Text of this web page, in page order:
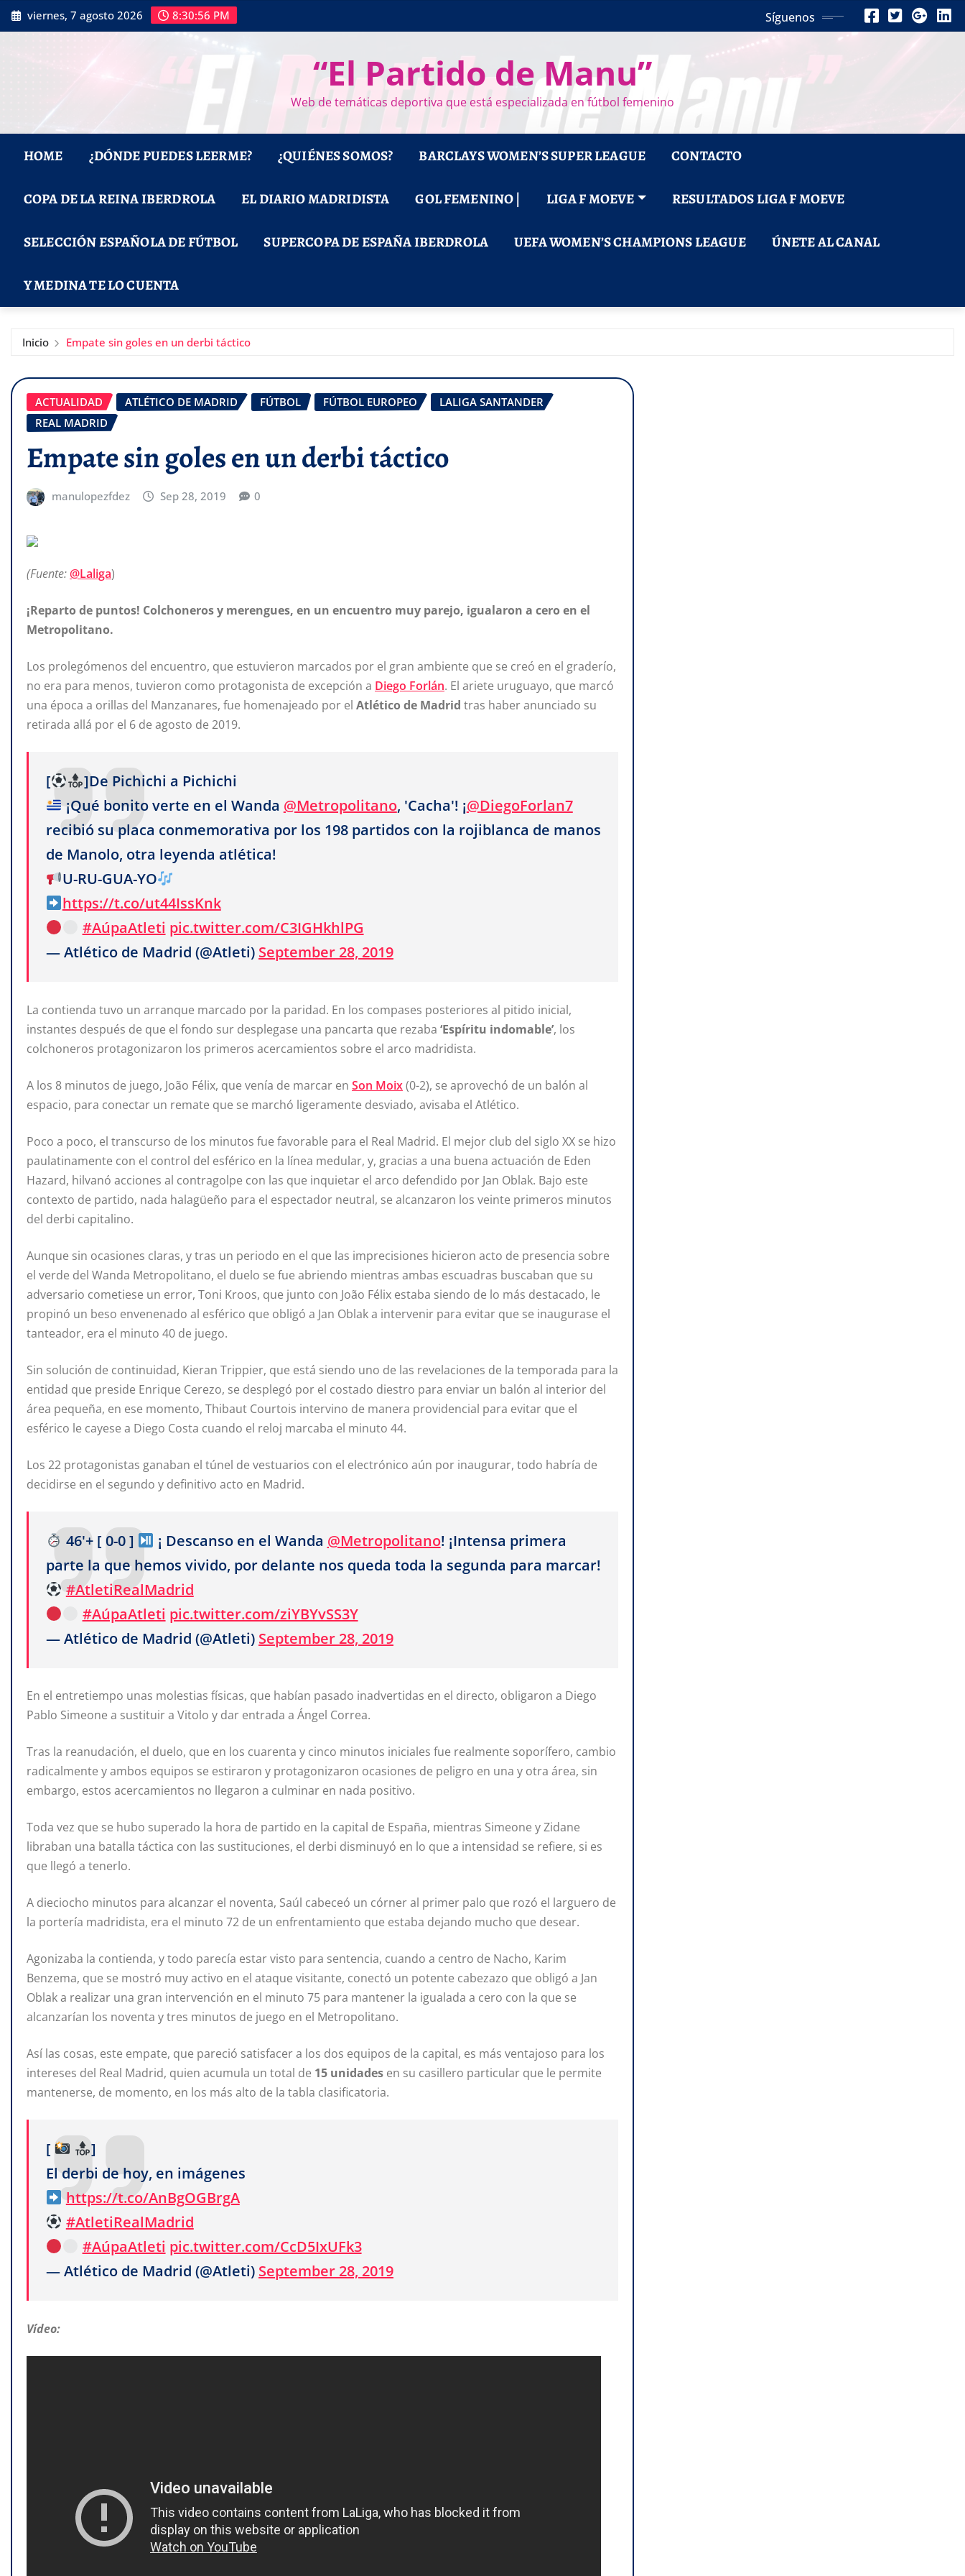
Saltar
al
viernes, 7 agosto 2026 8:30:57 PM Síguenos
“El Partido de Manu”
Web de temáticas deportiva que está especializada en fútbol femenino
HOME ¿DÓNDE PUEDES LEERME? ¿QUIÉNES SOMOS? BARCLAYS WOMEN’S SUPER LEAGUE CONTACTO
COPA DE LA REINA IBERDROLA EL DIARIO MADRIDISTA GOL FEMENINO | LIGA F MOEVE RESULTADOS LIGA F MOEVE
SELECCIÓN ESPAÑOLA DE FÚTBOL SUPERCOPA DE ESPAÑA IBERDROLA UEFA WOMEN’S CHAMPIONS LEAGUE ÚNETE AL CANAL
Y MEDINA TE LO CUENTA
Inicio Empate sin goles en un derbi táctico
ACTUALIDAD ATLÉTICO DE MADRID FÚTBOL FÚTBOL EUROPEO
LALIGA SANTANDER
REAL MADRID
Empate sin goles en un derbi táctico
manulopezfdez Sep 28, 2019 0
(Fuente: @Laliga)
¡Reparto de puntos! Colchoneros y merengues, en un encuentro muy parejo, igualaron a cero en el
Metropolitano.
Los prolegómenos del encuentro, que estuvieron marcados por el gran ambiente que se creó en el graderío,
no era para menos, tuvieron como protagonista de excepción a Diego Forlán. El ariete uruguayo, que marcó
una época a orillas del Manzanares, fue homenajeado por el Atlético de Madrid tras haber anunciado su
retirada allá por el 6 de agosto de 2019.
[
]De Pichichi a Pichichi
¡Qué bonito verte en el Wanda @Metropolitano, 'Cacha'! ¡@DiegoForlan7
recibió su placa conmemorativa por los 198 partidos con la rojiblanca de manos
de Manolo, otra leyenda atlética!
U-RU-GUA-YO
https://t.co/ut44IssKnk
#AúpaAtleti pic.twitter.com/C3IGHkhlPG
— Atlético de Madrid (@Atleti) September 28, 2019
La contienda tuvo un arranque marcado por la paridad. En los compases posteriores al pitido inicial,
instantes después de que el fondo sur desplegase una pancarta que rezaba ‘Espíritu indomable’, los
colchoneros protagonizaron los primeros acercamientos sobre el arco madridista.
A los 8 minutos de juego, João Félix, que venía de marcar en Son Moix(0-2), se aprovechó de un balón al
espacio, para conectar un remate que se marchó ligeramente desviado, avisaba el Atlético.
Poco a poco, el transcurso de los minutos fue favorable para el Real Madrid. El mejor club del siglo XX se hizo
paulatinamente con el control del esférico en la línea medular, y, gracias a una buena actuación de Eden
Hazard, hilvanó acciones al contragolpe con las que inquietar el arco defendido por Jan Oblak. Bajo este
contexto de partido, nada halagüeño para el espectador neutral, se alcanzaron los veinte primeros minutos
del derbi capitalino.
Aunque sin ocasiones claras, y tras un periodo en el que las imprecisiones hicieron acto de presencia sobre
el verde del Wanda Metropolitano, el duelo se fue abriendo mientras ambas escuadras buscaban que su
adversario cometiese un error, Toni Kroos, que junto con João Félix estaba siendo de lo más destacado, le
propinó un beso envenenado al esférico que obligó a Jan Oblak a intervenir para evitar que se inaugurase el
tanteador, era el minuto 40 de juego.
Sin solución de continuidad, Kieran Trippier, que está siendo uno de las revelaciones de la temporada para la
entidad que preside Enrique Cerezo, se desplegó por el costado diestro para enviar un balón al interior del
área pequeña, en ese momento, Thibaut Courtois intervino de manera providencial para evitar que el
esférico le cayese a Diego Costa cuando el reloj marcaba el minuto 44.
Los 22 protagonistas ganaban el túnel de vestuarios con el electrónico aún por inaugurar, todo habría de
decidirse en el segundo y definitivo acto en Madrid.
46'+ [ 0-0 ] ¡ Descanso en el Wanda @Metropolitano! ¡Intensa primera
parte la que hemos vivido, por delante nos queda toda la segunda para marcar!
#AtletiRealMadrid
#AúpaAtleti pic.twitter.com/ziYBYvSS3Y
— Atlético de Madrid (@Atleti) September 28, 2019
En el entretiempo unas molestias físicas, que habían pasado inadvertidas en el directo, obligaron a Diego
Pablo Simeone a sustituir a Vitolo y dar entrada a Ángel Correa.
Tras la reanudación, el duelo, que en los cuarenta y cinco minutos iniciales fue realmente soporífero, cambio
radicalmente y ambos equipos se estiraron y protagonizaron ocasiones de peligro en una y otra área, sin
embargo, estos acercamientos no llegaron a culminar en nada positivo.
Toda vez que se hubo superado la hora de partido en la capital de España, mientras Simeone y Zidane
libraban una batalla táctica con las sustituciones, el derbi disminuyó en lo que a intensidad se refiere, si es
que llegó a tenerlo.
A dieciocho minutos para alcanzar el noventa, Saúl cabeceó un córner al primer palo que rozó el larguero de
la portería madridista, era el minuto 72 de un enfrentamiento que estaba dejando mucho que desear.
Agonizaba la contienda, y todo parecía estar visto para sentencia, cuando a centro de Nacho, Karim
Benzema, que se mostró muy activo en el ataque visitante, conectó un potente cabezazo que obligó a Jan
Oblak a realizar una gran intervención en el minuto 75 para mantener la igualada a cero con la que se
alcanzarían los noventa y tres minutos de juego en el Metropolitano.
Así las cosas, este empate, que pareció satisfacer a los dos equipos de la capital, es más ventajoso para los
intereses del Real Madrid, quien acumula un total de 15 unidades en su casillero particular que le permite
mantenerse, de momento, en los más alto de la tabla clasificatoria.
[
]
El derbi de hoy, en imágenes
https://t.co/AnBgOGBrgA
#AtletiRealMadrid
#AúpaAtleti pic.twitter.com/CcD5IxUFk3
— Atlético de Madrid (@Atleti) September 28, 2019
Vídeo: